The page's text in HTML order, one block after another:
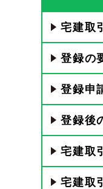
宅建取
登録の
登録申
登録後
宅建取
宅建取